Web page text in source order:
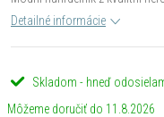
Detailné informácie
Skladom - hneď
11.8.2026